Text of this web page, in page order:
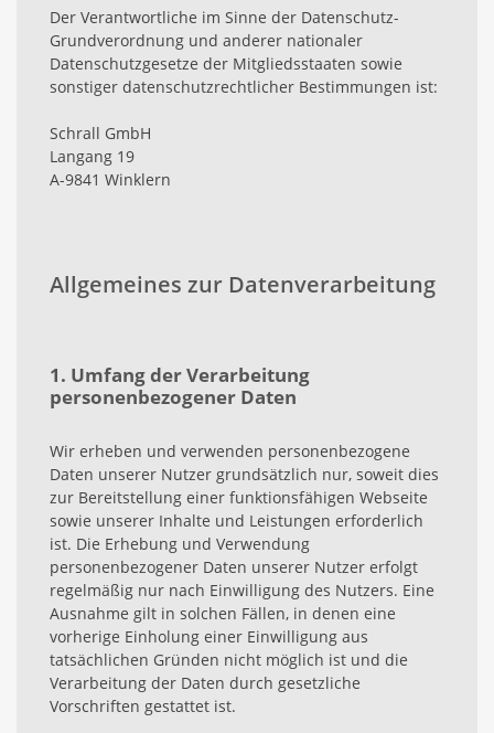
Der Verantwortliche im Sinne der Datenschutz-
Grundverordnung und anderer nationaler
Datenschutzgesetze der Mitgliedsstaaten sowie
sonstiger datenschutzrechtlicher Bestimmungen ist:
Schrall GmbH
Langang 19
A-9841 Winklern
Allgemeines zur Datenverarbeitung
1. Umfang der Verarbeitung
personenbezogener Daten
Wir erheben und verwenden personenbezogene
Daten unserer Nutzer grundsätzlich nur, soweit dies
zur Bereitstellung einer funktionsfähigen Webseite
sowie unserer Inhalte und Leistungen erforderlich
ist. Die Erhebung und Verwendung
personenbezogener Daten unserer Nutzer erfolgt
regelmäßig nur nach Einwilligung des Nutzers. Eine
Ausnahme gilt in solchen Fällen, in denen eine
vorherige Einholung einer Einwilligung aus
tatsächlichen Gründen nicht möglich ist und die
Verarbeitung der Daten durch gesetzliche
Vorschriften gestattet ist.